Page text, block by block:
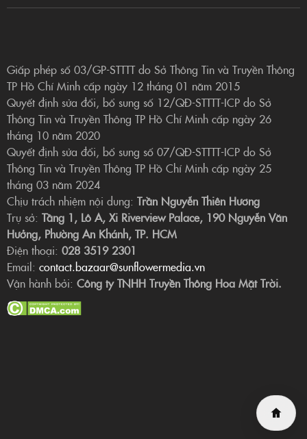
Giấp phép số 03/GP-STTTT do Sở Thông Tin và Truyền Thông
TP Hồ Chí Minh cấp ngày 12 tháng 01 năm 2015
Quyết định sửa đổi, bổ sung số 12/QĐ-STTTT-ICP do Sở
Thông Tin và Truyền Thông TP Hồ Chí Minh cấp ngày 26
tháng 10 năm 2020
Quyết định sửa đổi, bổ sung số 07/QĐ-STTTT-ICP do Sở
Thông Tin và Truyền Thông TP Hồ Chí Minh cấp ngày 25
tháng 03 năm 2024
Chịu trách nhiệm nội dung: Trần Nguyễn Thiên Hương
Trụ sở: Tầng 1, Lô A, Xi Riverview Palace, 190 Nguyễn Văn
Hưởng, Phường An Khánh, TP. HCM
Điện thoại: 028 3519 2301
Email: contact.bazaar@sunflowermedia.vn
Vận hành bởi: Công ty TNHH Truyền Thông Hoa Mặt Trời.